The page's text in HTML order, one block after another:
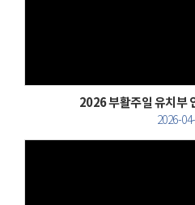
2026 부활주일 유치
2026-